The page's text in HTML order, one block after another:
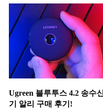
Ugreen 블루투스 4.2 송수신
기 알리 구매 후기!